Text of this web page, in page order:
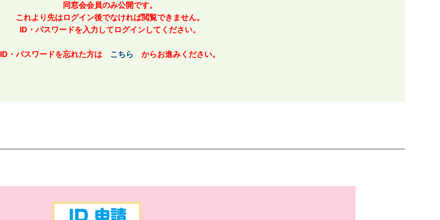
同窓会会員のみ公開です。
これより先はログイン後でなければ閲覧できません。
ID・パスワードを入力してログインしてください。
ID・パスワードを忘れた方は こちら からお進みください。